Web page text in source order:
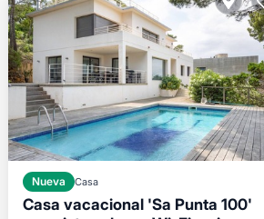
Nueva Casa
Casa vacacional 'Sa Punta 100'